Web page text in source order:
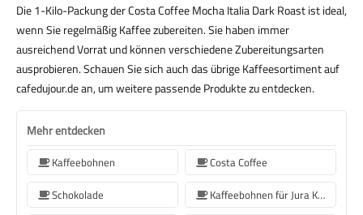
Die 1-Kilo-Packung der Costa Coffee Mocha Italia Dark Roast ist ideal,
wenn Sie regelmäßig Kaffee zubereiten. Sie haben immer
ausreichend Vorrat und können verschiedene Zubereitungsarten
ausprobieren. Schauen Sie sich auch das übrige Kaffeesortiment auf
cafedujour.de an, um weitere passende Produkte zu entdecken.
Mehr entdecken
Kaffeebohnen
Costa Coffee
Schokolade
Kaffeebohnen für Jura Kaffeemaschinen